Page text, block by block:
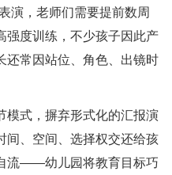
演，老师们需要提前数周
强度训练，不少孩子因此产
还常因站位、角色、出镜时
模式，摒弃形式化的汇报演
间、空间、选择权交还给孩
流——幼儿园将教育目标巧